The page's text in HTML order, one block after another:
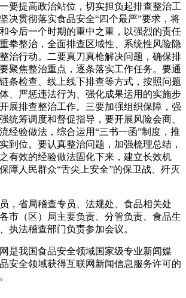
要提高政治站位，切实担负起排查整治工
决贯彻落实食品安全“四个最严”要求，将
今后一个时期的重中之重，以强烈的责任
拳整治，全面排查区域性、系统性风险隐
治行动。二要真刀真枪解决问题，确保排
聚焦整治重点，逐条落实工作任务。要通
条检查、线上线下排查等方式，按照问题
、严惩违法行为、强化成果运用的实施步
展排查整治工作。三要加强组织保障，强
统筹调度和督促指导，要开展风险会商、
经验做法，综合运用“三书一函”制度，推
到位。要认真整治问题，加强梳理总结，
有效的经验做法固化下来，建立长效机
障人民群众“舌尖上安全”的保卫战、歼灭
省局稽查专员、法规处、食品相关处
市（区）局主要负责、分管负责、食品生
执法稽查部门负责参加会议。
我国食品安全领域国家级专业新闻媒
安全领域获得互联网新闻信息服务许可的